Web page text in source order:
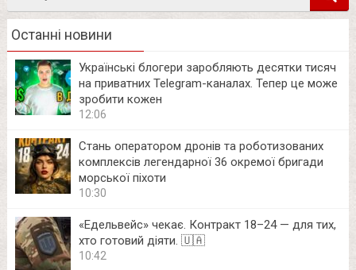
Останні новини
Українські блогери заробляють десятки тисяч
на приватних Telegram-каналах. Тепер це може
зробити кожен
12:06
Стань оператором дронів та роботизованих
комплексів легендарної 36 окремої бригади
морської піхоти
10:30
«Едельвейс» чекає. Контракт 18–24 — для тих,
хто готовий діяти. 🇺🇦
10:42